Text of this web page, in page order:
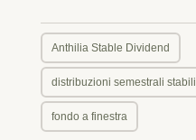
Anthilia Stable Dividend
distribuzioni semestrali stabili
fondo a finestra